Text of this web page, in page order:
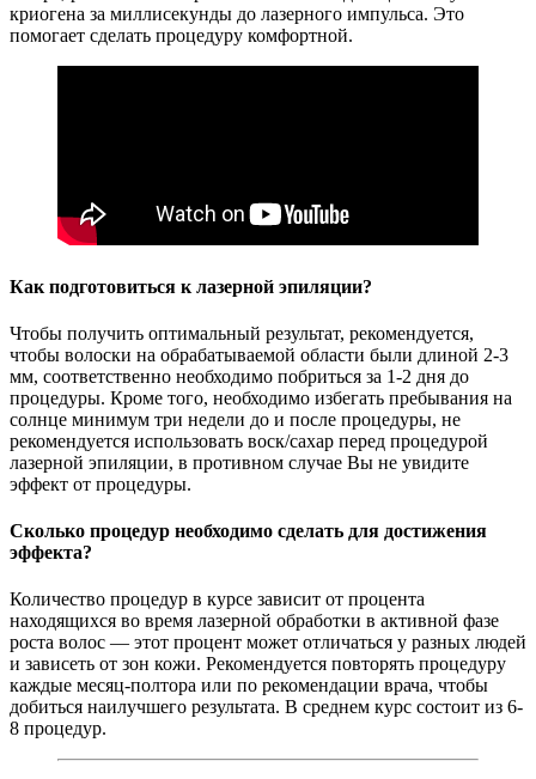
криогена за миллисекунды до лазерного импульса. Это
помогает сделать процедуру комфортной.
Как подготовиться к лазерной эпиляции?
Чтобы получить оптимальный результат, рекомендуется,
чтобы волоски на обрабатываемой области были длиной 2-3
мм, соответственно необходимо побриться за 1-2 дня до
процедуры. Кроме того, необходимо избегать пребывания на
солнце минимум три недели до и после процедуры, не
рекомендуется использовать воск/сахар перед процедурой
лазерной эпиляции, в противном случае Вы не увидите
эффект от процедуры.
Сколько процедур необходимо сделать для достижения
эффекта?
Количество процедур в курсе зависит от процента
находящихся во время лазерной обработки в активной фазе
роста волос — этот процент может отличаться у разных людей
и зависеть от зон кожи. Рекомендуется повторять процедуру
каждые месяц-полтора или по рекомендации врача, чтобы
добиться наилучшего результата. В среднем курс состоит из 6-
8 процедур.